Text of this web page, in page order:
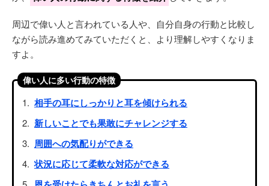
周辺で偉い人と言われている人や、自分自身の行動と比較し
ながら読み進めてみていただくと、より理解しやすくなりま
すよ。
偉い人に多い行動の特徴
相手の耳にしっかりと耳を傾けられる
新しいことでも果敢にチャレンジする
周囲への気配りができる
状況に応じて柔軟な対応ができる